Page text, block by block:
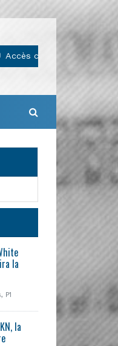
Accès clubs
la
, P1
la